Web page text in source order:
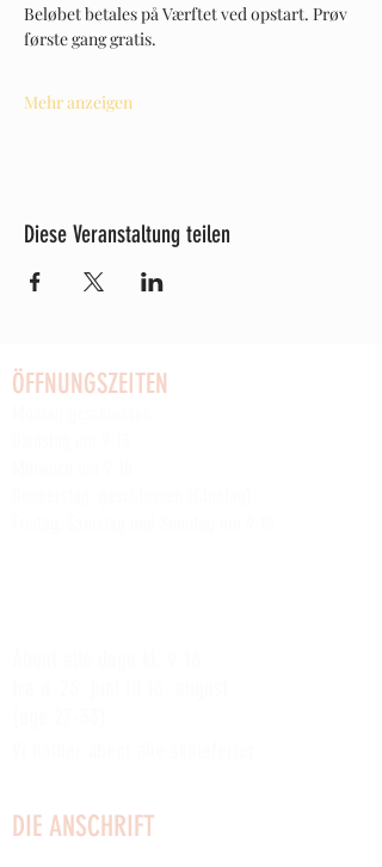
Beløbet betales på Værftet ved opstart. Prøv
første gang gratis.
Mehr anzeigen
Diese Veranstaltung teilen
ÖFFNUNGSZEITEN
DIE ANSCHRIFT